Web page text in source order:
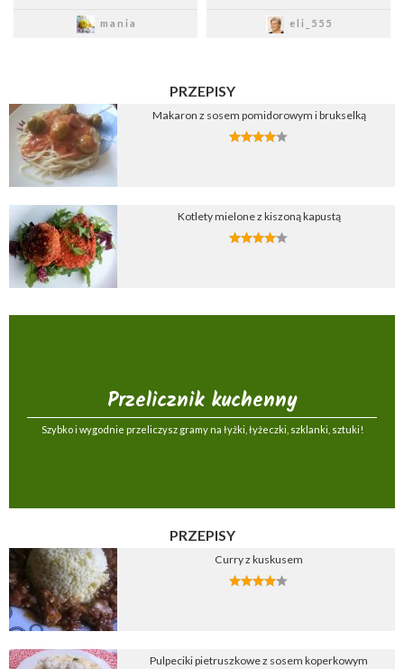
mania
Zapisz
eli_555
Zapisz
PRZEPISY
Makaron z sosem pomidorowym i brukselką
Kotlety mielone z kiszoną kapustą
Przelicznik kuchenny
Szybko i wygodnie przeliczysz gramy na łyżki, łyżeczki, szklanki, sztuki!
PRZEPISY
Curry z kuskusem
Pulpeciki pietruszkowe z sosem koperkowym